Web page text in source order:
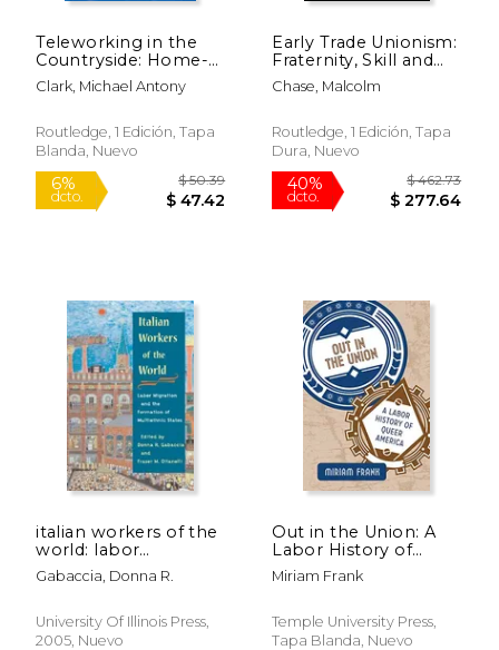
40%
dcto. $ 153.24
6%
dcto. $
Teleworking in the
Countryside: Home-
Based Working in the
Information Society
Clark, Michael Antony
Routledge, 1 Edición, Tapa
Blanda, Nuevo
Early Trade Unionism:
Fraternity, Skill and
the Politics of Labour
(en Inglés)
Chase, Malcolm
Routledge, 1 Edición, Tapa
Dura, Nuevo
italian workers of the
world: labor
migration and the
formation of
Inglés)
Gabaccia, Donna R.
University Of Illinois Press,
2005, Nuevo
Out in the Union: A
Labor History of
Queer America
Miriam Frank
Temple University Press,
Tapa Blanda, Nuevo